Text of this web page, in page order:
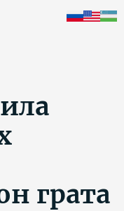
грата